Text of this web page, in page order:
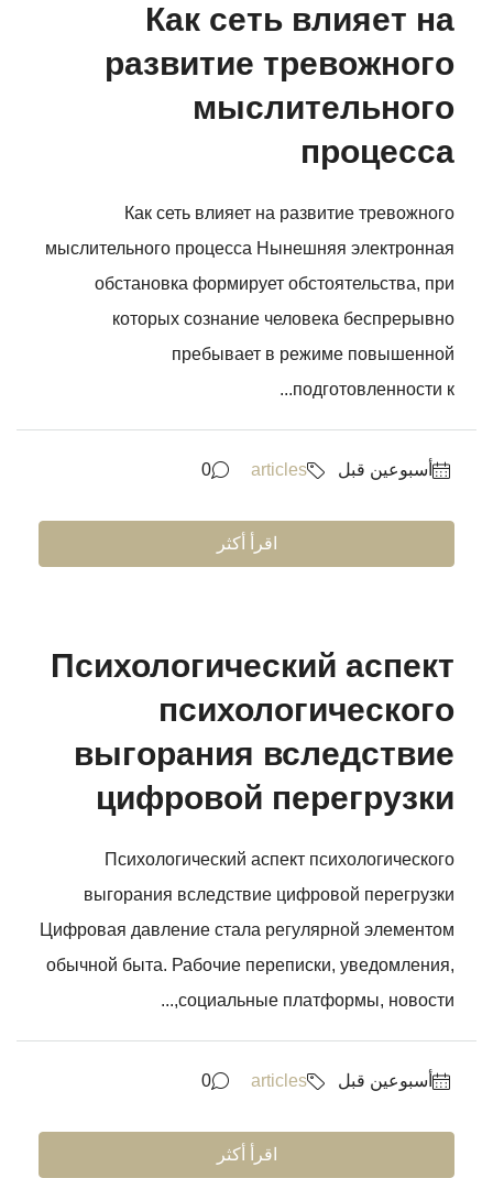
Как сеть влияет на
развитие тревожного
мыслительного
процесса
Как сеть влияет на развитие тревожного
мыслительного процесса Нынешняя электронная
обстановка формирует обстоятельства, при
которых сознание человека беспрерывно
пребывает в режиме повышенной
подготовленности к...
‏أسبوعين قبل articles
0
اقرأ أكثر
Психологический аспект
психологического
выгорания вследствие
цифровой перегрузки
Психологический аспект психологического
выгорания вследствие цифровой перегрузки
Цифровая давление стала регулярной элементом
обычной быта. Рабочие переписки, уведомления,
социальные платформы, новости,...
‏أسبوعين قبل articles
0
اقرأ أكثر